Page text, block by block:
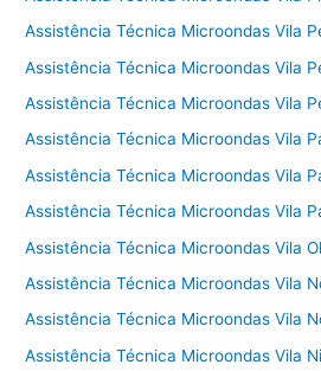
Assistência Técnica Microondas Vila
Assistência Técnica Microondas Vila
Assistência Técnica Microondas Vila
Assistência Técnica Microondas Vila
Assistência Técnica Microondas Vila
Assistência Técnica Microondas Vila
Assistência Técnica Microondas Vila
Assistência Técnica Microondas Vila
Assistência Técnica Microondas Vila
Assistência Técnica Microondas Vila